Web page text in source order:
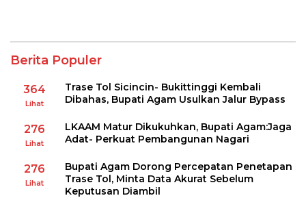
Berita Populer
364
Lihat
Trase Tol Sicincin- Bukittinggi Kembali
Dibahas, Bupati Agam Usulkan Jalur Bypass
276
Lihat
LKAAM Matur Dikukuhkan, Bupati Agam:Jaga
Adat- Perkuat Pembangunan Nagari
276
Lihat
Bupati Agam Dorong Percepatan Penetapan
Trase Tol, Minta Data Akurat Sebelum
Keputusan Diambil